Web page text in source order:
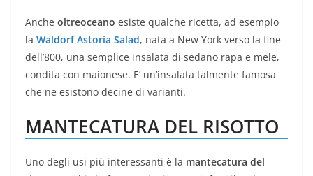
Anche oltreoceano esiste qualche ricetta, ad esempio
la Waldorf Astoria Salad, nata a New York verso la fine
dell’800, una semplice insalata di sedano rapa e mele,
condita con maionese. E’ un’insalata talmente famosa
che ne esistono decine di varianti.
MANTECATURA DEL RISOTTO
Uno degli usi più interessanti è la mantecatura del